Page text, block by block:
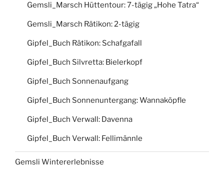
Gemsli_Marsch Hüttentour: 7-tägig „Hohe Tatra“
Gemsli_Marsch Rätikon: 2-tägig
Gipfel_Buch Rätikon: Schafgafall
Gipfel_Buch Silvretta: Bielerkopf
Gipfel_Buch Sonnenaufgang
Gipfel_Buch Sonnenuntergang: Wannaköpfle
Gipfel_Buch Verwall: Davenna
Gipfel_Buch Verwall: Fellimännle
Gemsli Wintererlebnisse